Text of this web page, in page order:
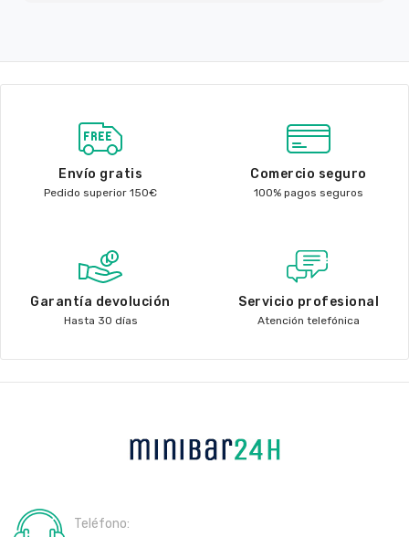
Envío gratis
Pedido superior 150€
Comercio seguro
100% pagos seguros
Garantía devolución
Hasta 30 días
Servicio profesional
Atención telefónica
Teléfono: